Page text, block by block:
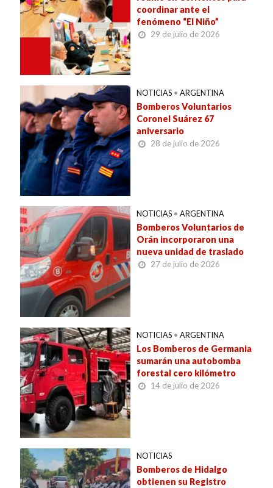
coordinar ante el
fenómeno “El Niño”
29 de julio de 2026
NOTICIAS • ARGENTINA
Bomberos Voluntarios
Coronel Suárez 67
aniversario
28 de julio de 2026
NOTICIAS • ARGENTINA
Bomberos Voluntarios de
Orán incorporaron una
nueva unidad de traslado
27 de julio de 2026
NOTICIAS • ARGENTINA
Los Bomberos de Germania
sumarán una autobomba
forestal cero kilómetro
14 de julio de 2026
NOTICIAS
Bomberos de Hidalgo
obtienen su Registro